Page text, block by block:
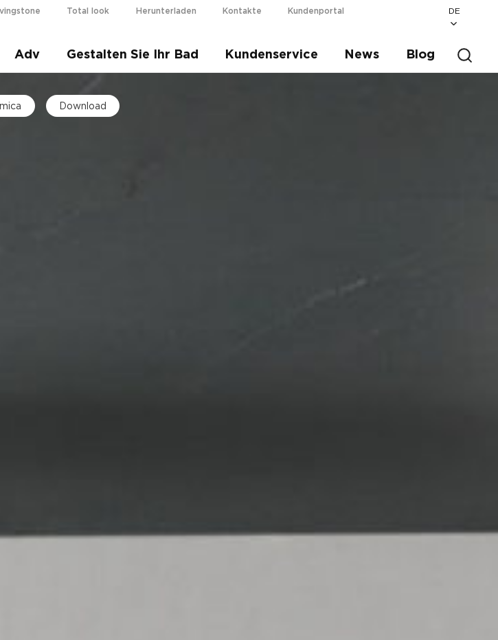
DE
Total look Herunterladen Kontakte Kundenportal
Adv Gestalten Sie Ihr Bad Kundenservice News Blog
Download